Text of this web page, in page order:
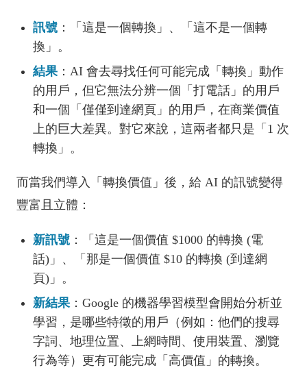
訊號 ：「這是一個轉換」、「這不是一個轉
換」。
結果 ：AI 會去尋找任何可能完成「轉換」動作
的用戶，但它無法分辨一個「打電話」的用戶
和一個「僅僅到達網頁」的用戶，在商業價值
上的巨大差異。對它來說，這兩者都只是「1 次
轉換」。
而當我們導入「轉換價值」後，給 AI 的訊號變得
豐富且立體：
新訊號 ：「這是一個價值 $1000 的轉換 (電
話)」、「那是一個價值 $10 的轉換 (到達網
頁)」。
新結果 ：Google 的機器學習模型會開始分析並
學習，是哪些特徵的用戶（例如：他們的搜尋
字詞、地理位置、上網時間、使用裝置、瀏覽
行為等）更有可能完成「高價值」的轉換。